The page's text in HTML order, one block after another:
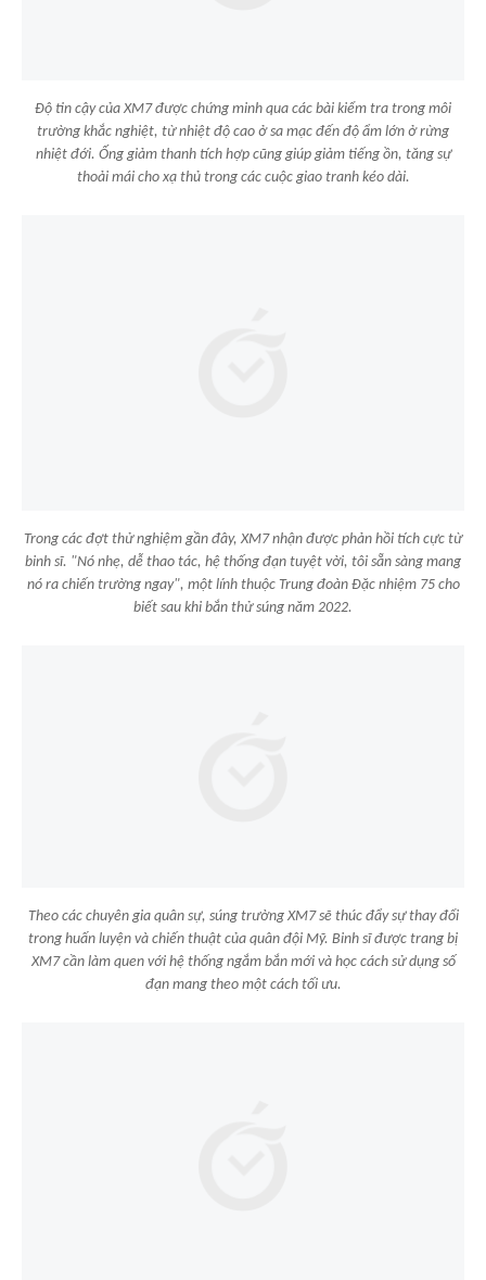
Độ tin cậy của XM7 được chứng minh qua các bài kiểm tra trong môi
trường khắc nghiệt, từ nhiệt độ cao ở sa mạc đến độ ẩm lớn ở rừng
nhiệt đới. Ống giảm thanh tích hợp cũng giúp giảm tiếng ồn, tăng sự
thoải mái cho xạ thủ trong các cuộc giao tranh kéo dài.
Trong các đợt thử nghiệm gần đây, XM7 nhận được phản hồi tích cực từ
binh sĩ. "Nó nhẹ, dễ thao tác, hệ thống đạn tuyệt vời, tôi sẵn sàng mang
nó ra chiến trường ngay", một lính thuộc Trung đoàn Đặc nhiệm 75 cho
biết sau khi bắn thử súng năm 2022.
Theo các chuyên gia quân sự, súng trường XM7 sẽ thúc đẩy sự thay đổi
trong huấn luyện và chiến thuật của quân đội Mỹ. Binh sĩ được trang bị
XM7 cần làm quen với hệ thống ngắm bắn mới và học cách sử dụng số
đạn mang theo một cách tối ưu.